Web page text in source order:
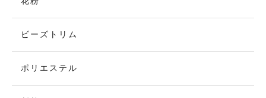
ビーズトリム
ポリエステル